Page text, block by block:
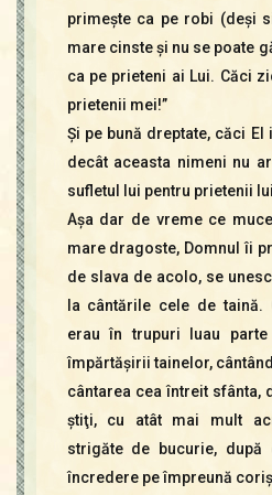
primeşte ca pe robi (deşi
mare cinste şi nu se poate
ca pe prieteni ai Lui. Căci
prietenii mei!”
Şi pe bună dreptate, căci El
decât aceasta nimeni nu
sufletul lui pentru prietenii
Aşa dar de vreme ce
mare dragoste, Domnul îi
de slava de acolo, se
la cântările cele de taină.
erau în trupuri luau
împărtăşirii tainelor,
cântarea cea întreit sfânta,
ştiţi, cu atât mai mult
strigăte de bucurie,
încredere pe împreună